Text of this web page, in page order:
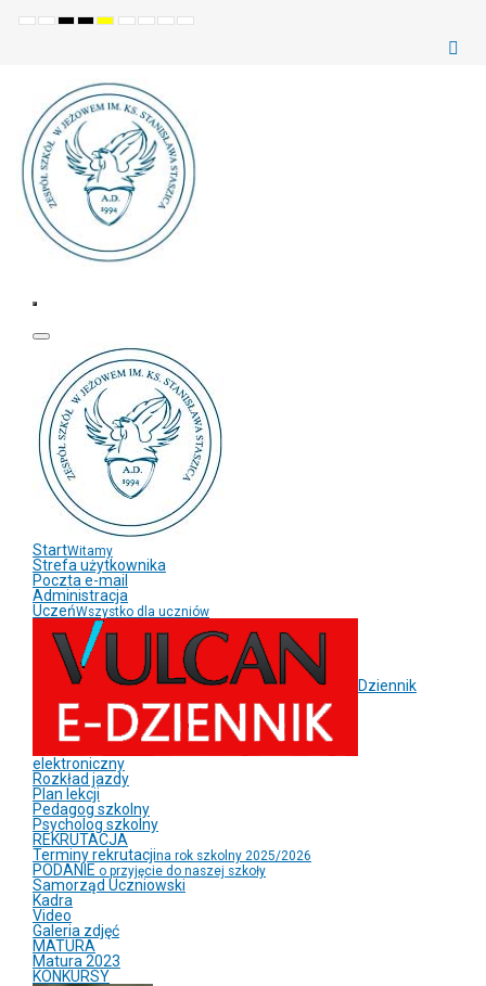
Ustawienia
TrybWysoki
Wysoki
Wysoki
SetSetMake
Set
StartWitamy
Strefa użytkownika
Poczta e-mail
Administracja
UczeńWszystko dla uczniów
Dziennik
elektroniczny
Rozkład jazdy
Plan lekcji
Pedagog szkolny
Psycholog szkolny
REKRUTACJA
Terminy rekrutacjina rok szkolny 2025/2026
PODANIE o przyjęcie do naszej szkoły
Samorząd Uczniowski
Kadra
Video
Galeria zdjęć
MATURA
Matura 2023
KONKURSY